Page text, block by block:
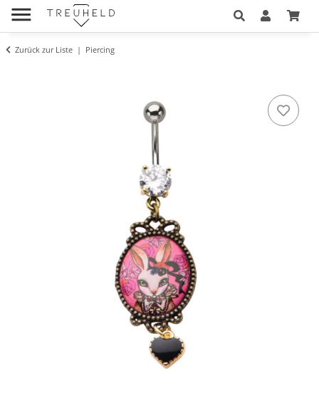
Zurück zur Liste Piercing